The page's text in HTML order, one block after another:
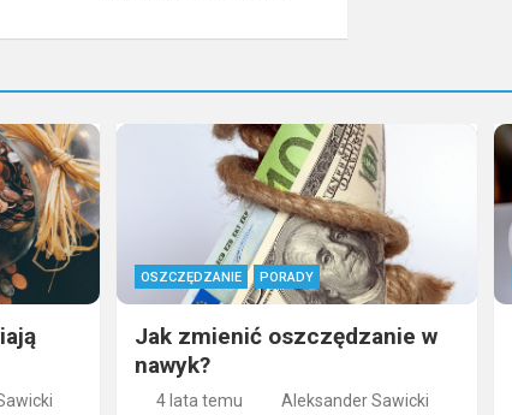
OSZCZĘDZANIE PORADY
Jak zmienić oszczędzanie w
nawyk?
4 lata temu Aleksander Sawicki